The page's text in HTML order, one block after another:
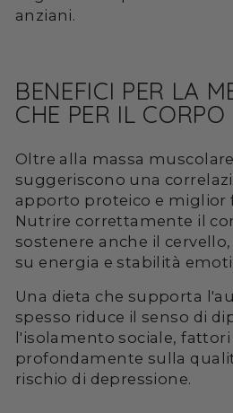
anziani.
BENEFICI PER LA
CHE PER IL CORPO
Oltre alla massa
suggeriscono una
apporto proteico e miglior
Nutrire correttamente il
sostenere anche il
su energia e stabilità
Una dieta che supporta
spesso riduce il senso di
l'isolamento sociale,
profondamente sulla
rischio di depressione.